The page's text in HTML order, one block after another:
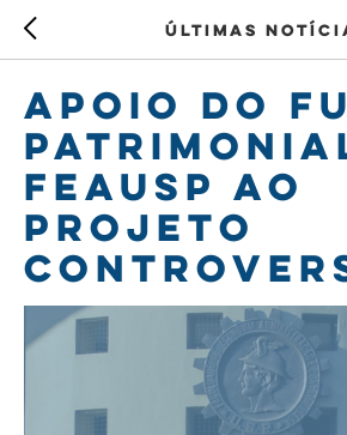
Últimas
Apoio do
FEAUSP ao
Projeto